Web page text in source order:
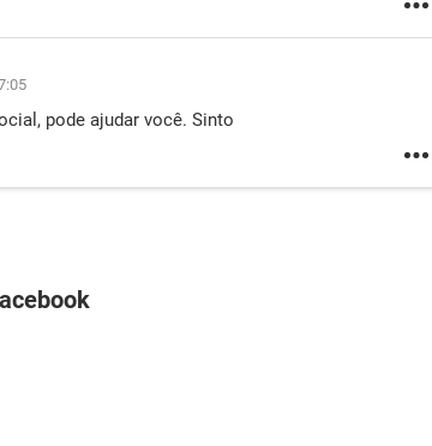
pode ajudar você. Sinto